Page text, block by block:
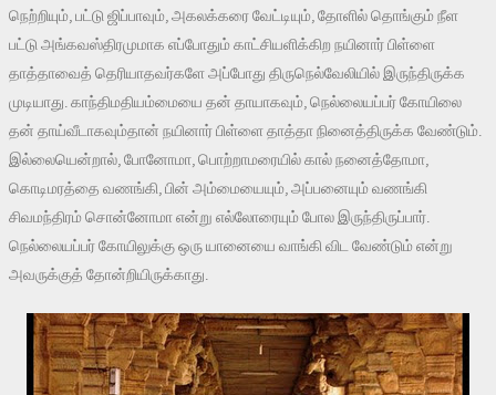
நெற்றியும், பட்டு ஜிப்பாவும், அகலக்கரை வேட்டியும், தோளில் தொங்கும் நீள
பட்டு அங்கவஸ்திரமுமாக எப்போதும் காட்சியளிக்கிற நயினார் பிள்ளை
தாத்தாவைத் தெரியாதவர்களே அப்போது திருநெல்வேலியில் இருந்திருக்க
முடியாது. காந்திமதியம்மையை தன் தாயாகவும், நெல்லையப்பர் கோயிலை
தன் தாய்வீடாகவும்தான் நயினார் பிள்ளை தாத்தா நினைத்திருக்க வேண்டும்.
இல்லையென்றால், போனோமா, பொற்றாமரையில் கால் நனைத்தோமா,
கொடிமரத்தை வணங்கி, பின் அம்மையையும், அப்பனையும் வணங்கி
சிவமந்திரம் சொன்னோமா என்று எல்லோரையும் போல இருந்திருப்பார்.
நெல்லையப்பர் கோயிலுக்கு ஒரு யானையை வாங்கி விட வேண்டும் என்று
அவருக்குத் தோன்றியிருக்காது.